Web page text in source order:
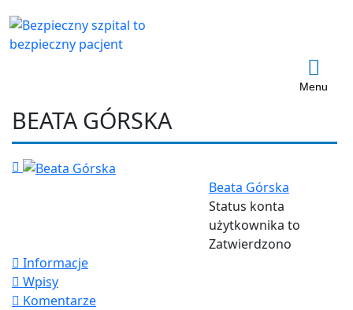
Menu
BEATA GÓRSKA
Beata Górska
Status konta
użytkownika to
Zatwierdzono
Informacje
Wpisy
Komentarze